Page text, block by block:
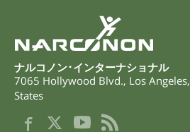
ナルコノン･インターナショナル
7065 Hollywood Blvd., Los Angeles,
States